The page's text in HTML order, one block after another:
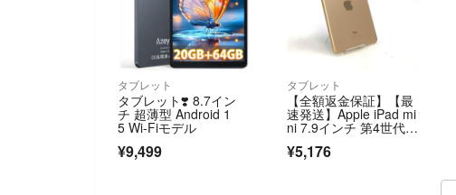
タブレット
タブレット❣️ 8.7イン
チ 超薄型 Android 1
5 Wi-Fiモデル
¥9,499
タブレット
【全額返金保証】【最
速発送】Apple iPad mi
ni 7.9インチ 第4世代 1
llular docomo 動作確認
¥5,176